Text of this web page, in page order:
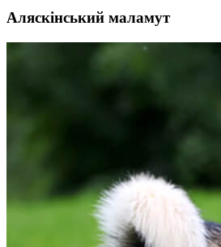
Аляскінський маламут